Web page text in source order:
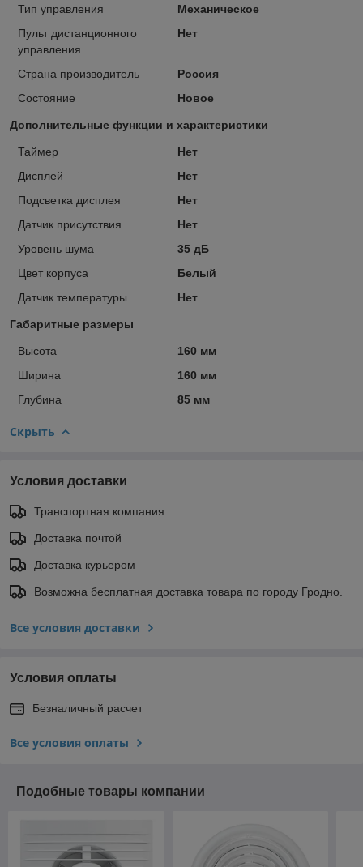
Тип управления
Механическое
Пульт дистанционного
управления
Нет
Страна производитель
Россия
Состояние
Новое
Дополнительные функции и характеристики
Таймер
Нет
Дисплей
Нет
Подсветка дисплея
Нет
Датчик присутствия
Нет
Уровень шума
35 дБ
Цвет корпуса
Белый
Датчик температуры
Нет
Габаритные размеры
Высота
160 мм
Ширина
160 мм
Глубина
85 мм
Скрыть
Условия доставки
Транспортная компания
Доставка почтой
Доставка курьером
Возможна бесплатная доставка товара по городу Гродно.
Все условия доставки
Условия оплаты
Безналичный расчет
Все условия оплаты
Подобные товары компании